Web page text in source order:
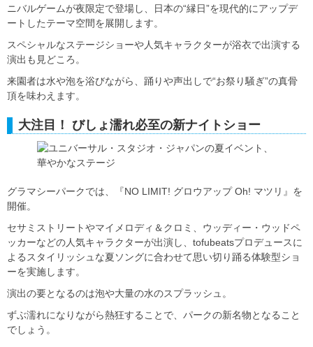
ニバルゲームが夜限定で登場し、日本の“縁日”を現代的にアップデ
ートしたテーマ空間を展開します。
スペシャルなステージショーや人気キャラクターが浴衣で出演する
演出も見どころ。
来園者は水や泡を浴びながら、踊りや声出しで“お祭り騒ぎ”の真骨
頂を味わえます。
大注目！ びしょ濡れ必至の新ナイトショー
グラマシーパークでは、『NO LIMIT! グロウアップ Oh! マツリ』を
開催。
セサミストリートやマイメロディ＆クロミ、ウッディー・ウッドペ
ッカーなどの人気キャラクターが出演し、tofubeatsプロデュースに
よるスタイリッシュな夏ソングに合わせて思い切り踊る体験型ショ
ーを実施します。
演出の要となるのは泡や大量の水のスプラッシュ。
ずぶ濡れになりながら熱狂することで、パークの新名物となること
でしょう。